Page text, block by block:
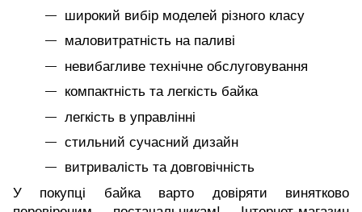
широкий вибір моделей різного класу
маловитратність на паливі
невибагливе технічне обслуговування
компактність та легкість байка
легкість в управлінні
стильний сучасний дизайн
витривалість та довговічність
У покупці байка варто довіряти винятково